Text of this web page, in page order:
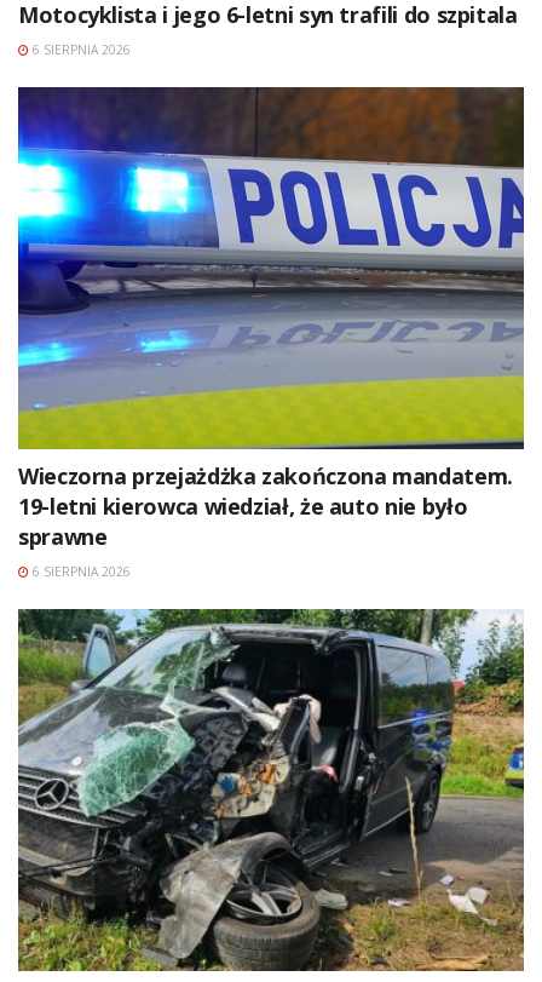
Motocyklista i jego 6-letni syn trafili do szpitala
6 SIERPNIA 2026
Wieczorna przejażdżka zakończona mandatem.
19-letni kierowca wiedział, że auto nie było
sprawne
6 SIERPNIA 2026